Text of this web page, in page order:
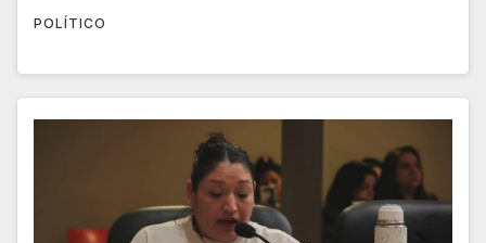
POLÍTICO